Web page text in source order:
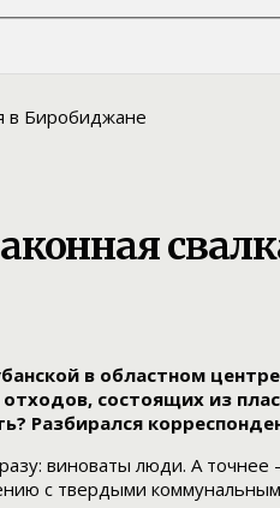
в областном
состоящих из
Разбирался
виноваты люди. А
с твердыми